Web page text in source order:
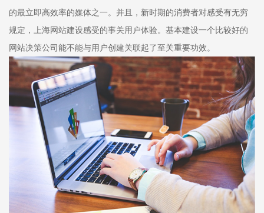
的最立即高效率的媒体之一。并且，新时期的消费者对感受有无穷
规定，上海网站建设感受的事关用户体验。基本建设一个比较好的
网站决策公司能不能与用户创建关联起了至关重要功效。